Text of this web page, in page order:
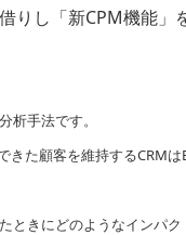
し「新CPM機能」
手法です。
た顧客を維持するCRM
きにどのようなインパク